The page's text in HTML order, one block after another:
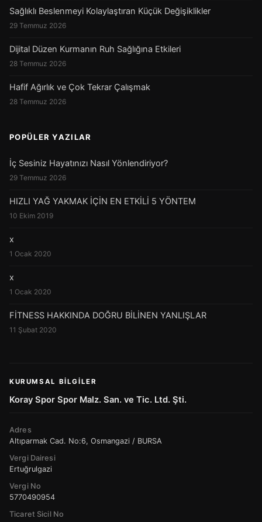
Sağlıklı Beslenmeyi Kolaylaştıran Küçük Değişiklikler
29 Temmuz 2026
Dijital Düzen Kurmanın Ruh Sağlığına Etkileri
28 Temmuz 2026
Hafif Ağırlık ve Çok Tekrar Çalışmak
28 Temmuz 2026
POPÜLER YAZILAR
İç Sesiniz Hayatınızı Nasıl Yönlendiriyor?
29 Temmuz 2026
HIZLI YAĞ YAKMAK İÇİN EN ETKİLİ 5 YÖNTEM
10 Ekim 2019
x
1 Ocak 2020
x
1 Ocak 2020
FİTNESS HAKKINDA DOĞRU BİLİNEN YANLIŞLAR
11 Şubat 2020
KURUMSAL BILGILER
Koray Spor Spor Malz. San. ve Tic. Ltd. Şti.
Adres
Altıparmak Cad. No:6, Osmangazi / BURSA
Vergi Dairesi
Ertuğrulgazi
Vergi No
5770490954
Ticaret Sicil No